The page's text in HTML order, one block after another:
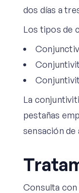
dos días a
Los tipos de
La
pestañas
sensación de
Consulta